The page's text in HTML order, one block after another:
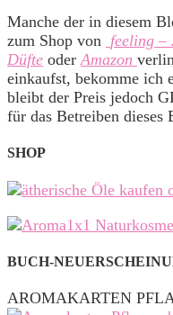
Manche der in diesem
zum Shop von feeling –
Düfte oderAmazon
einkaufst, bekomme ich
bleibt der Preis jedoch
für das Betreiben dieses
SHOP
BUCH-
AROMAKARTEN